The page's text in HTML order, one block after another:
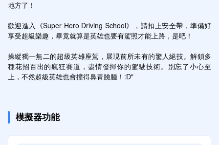
地方了！
歡迎進入《Super Hero Driving School》，請扣上安全帶，準備好
享受超級樂趣，畢竟就算是英雄也要有駕照才能上路，是吧！
操縱獨一無二的超級英雄座駕，展現前所未有的驚人絕技。解鎖多
種花招百出的瘋狂賽道，盡情發揮你的駕駛技術。別忘了小心至
上，不然超級英雄也會撞得鼻青臉腫！:D"
模擬器功能